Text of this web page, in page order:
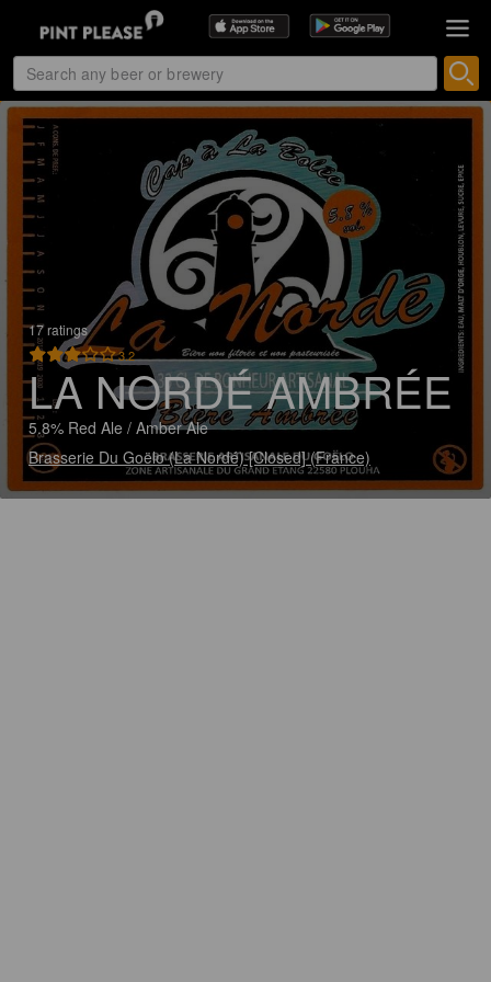
17 ratings
3.2
LA NORDÉ AMBRÉE
5.8% Red Ale / Amber Ale
Brasserie Du Goëlo (La Nordé) [Closed] (France)